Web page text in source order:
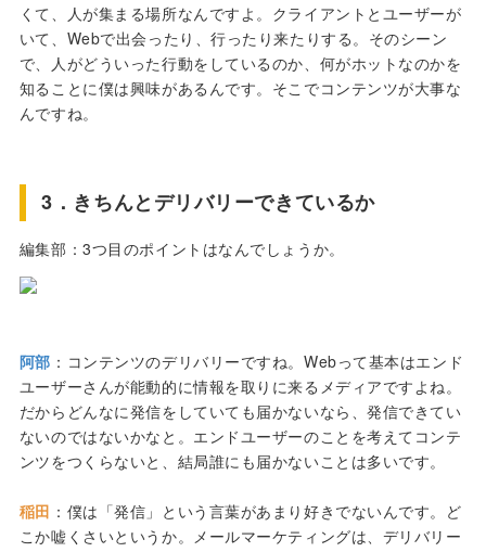
くて、人が集まる場所なんですよ。クライアントとユーザーが
いて、Webで出会ったり、行ったり来たりする。そのシーン
で、人がどういった行動をしているのか、何がホットなのかを
知ることに僕は興味があるんです。そこでコンテンツが大事な
んですね。
3．きちんとデリバリーできているか
編集部：3つ目のポイントはなんでしょうか。
阿部 ：コンテンツのデリバリーですね。Webって基本はエンド
ユーザーさんが能動的に情報を取りに来るメディアですよね。
だからどんなに発信をしていても届かないなら、発信できてい
ないのではないかなと。エンドユーザーのことを考えてコンテ
ンツをつくらないと、結局誰にも届かないことは多いです。
稲田 ：僕は「発信」という言葉があまり好きでないんです。ど
こか嘘くさいというか。メールマーケティングは、デリバリー